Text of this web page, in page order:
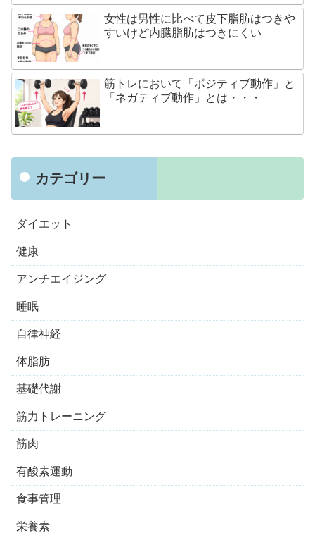
女性は男性に比べて皮下脂肪はつきや
すいけど内臓脂肪はつきにくい
筋トレにおいて「ポジティブ動作」と
「ネガティブ動作」とは・・・
カテゴリー
ダイエット
健康
アンチエイジング
睡眠
自律神経
体脂肪
基礎代謝
筋力トレーニング
筋肉
有酸素運動
食事管理
栄養素